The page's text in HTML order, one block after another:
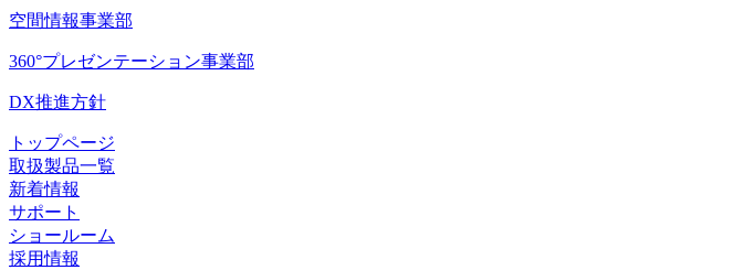
空間情報事業部
360°プレゼンテーション事業部
DX推進方針
トップページ
取扱製品一覧
新着情報
サポート
ショールーム
採用情報